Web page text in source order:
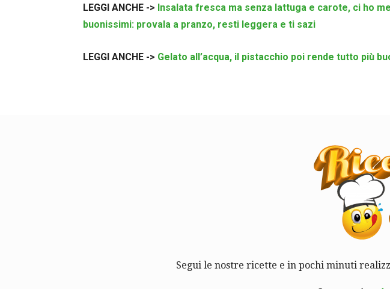
LEGGI ANCHE -> Insalata fresca ma senza lattuga e carote, ci ho
buonissimi: provala a pranzo, resti leggera e ti sazi
LEGGI ANCHE -> Gelato all’acqua, il pistacchio poi rende tutto più
Segui le nostre ricette e in pochi minuti